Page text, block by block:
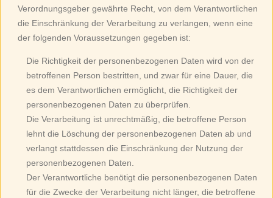
Verordnungsgeber gewährte Recht, von dem Verantwortlichen
die Einschränkung der Verarbeitung zu verlangen, wenn eine
der folgenden Voraussetzungen gegeben ist:
Die Richtigkeit der personenbezogenen Daten wird von der
betroffenen Person bestritten, und zwar für eine Dauer, die
es dem Verantwortlichen ermöglicht, die Richtigkeit der
personenbezogenen Daten zu überprüfen.
Die Verarbeitung ist unrechtmäßig, die betroffene Person
lehnt die Löschung der personenbezogenen Daten ab und
verlangt stattdessen die Einschränkung der Nutzung der
personenbezogenen Daten.
Der Verantwortliche benötigt die personenbezogenen Daten
für die Zwecke der Verarbeitung nicht länger, die betroffene